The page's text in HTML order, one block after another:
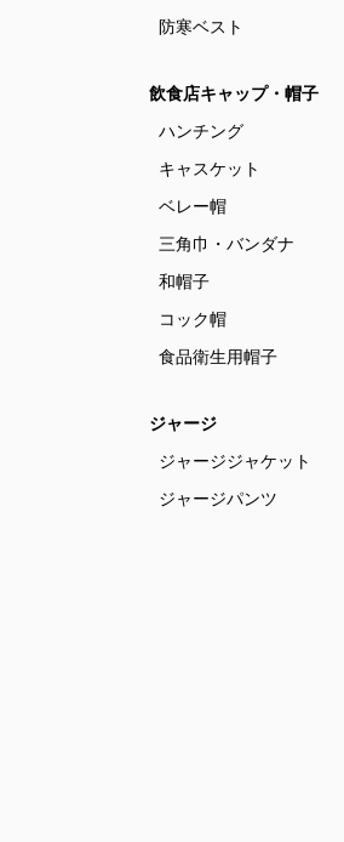
防寒ベスト
飲食店キャップ・帽子
ハンチング
キャスケット
ベレー帽
三角巾・バンダナ
和帽子
コック帽
食品衛生用帽子
ジャージ
ジャージジャケット
ジャージパンツ